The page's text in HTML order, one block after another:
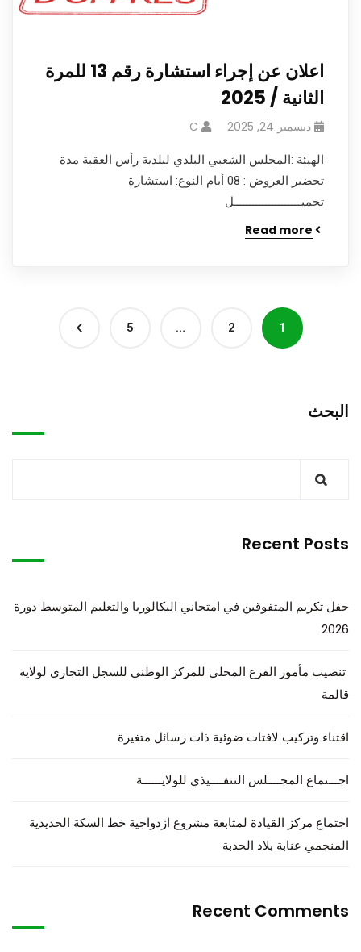
اعلان عن إجراء استشارة رقم 13 للمرة
الثانية / 2025
ديسمبر 24, 2025 C
الهيئة :المجلس الشعبي البلدي لبلدية رأس العقبة مدة
تحضير العروض : 08 أيام النوع: استشارة
تحميـــــــــــــــــــــل
Read more
1
2
…
5
البحث
Recent Posts
حفل تكريم المتفوقين في امتحاني البكالوريا والتعليم المتوسط دورة
2026
تنصيب مأمور الفرع المحلي للمركز الوطني للسجل التجاري لولاية
قالمة
اقتناء وتركيب لافتات ضوئية ذات رسائل متغيرة
اجـــتماع المجــــلس التنفــــيذي للولايــــــة
اجتماع مركز القيادة لمتابعة مشروع ازدواجية خط السكة الحديدية
المنجمي عنابة بلاد الحدبة
Recent Comments